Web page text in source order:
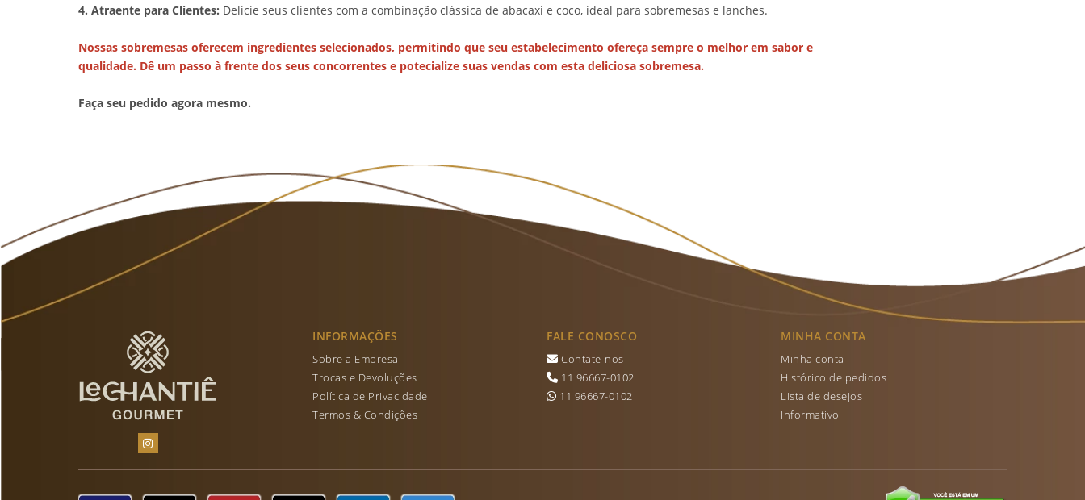
4. Atraente para Clientes: Delicie seus clientes com a combinação clássica de abacaxi e coco, ideal para sobremesas e lanches.
Nossas sobremesas oferecem ingredientes selecionados, permitindo que seu estabelecimento ofereça sempre o melhor em sabor e
qualidade. Dê um passo à frente dos seus concorrentes e potecialize suas vendas com esta deliciosa sobremesa.
Faça seu pedido agora mesmo.
INFORMAÇÕES
Sobre a Empresa
Trocas e Devoluções
Política de Privacidade
Termos & Condições
FALE CONOSCO
Contate-nos
11 96667-0102
11 96667-0102
MINHA CONTA
Minha conta
Histórico de pedidos
Lista de desejos
Informativo